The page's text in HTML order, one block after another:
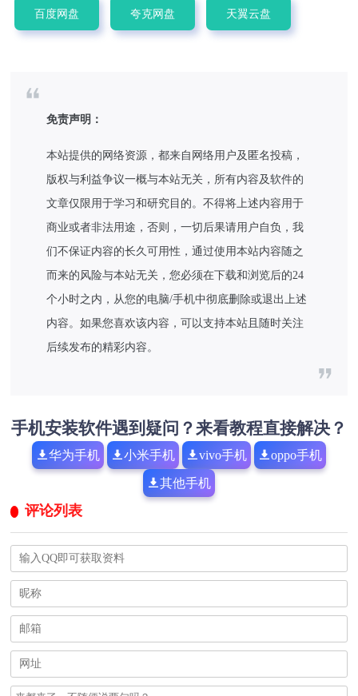
百度网盘 夸克网盘 天翼云盘
免责声明：
本站提供的网络资源，都来自网络用户及匿名投稿，
版权与利益争议一概与本站无关，所有内容及软件的
文章仅限用于学习和研究目的。不得将上述内容用于
商业或者非法用途，否则，一切后果请用户自负，我
们不保证内容的长久可用性，通过使用本站内容随之
而来的风险与本站无关，您必须在下载和浏览后的24
个小时之内，从您的电脑/手机中彻底删除或退出上述
内容。如果您喜欢该内容，可以支持本站且随时关注
后续发布的精彩内容。
手机安装软件遇到疑问？来看教程直接解决？
华为手机 小米手机 vivo手机 oppo手机
其他手机
评论列表